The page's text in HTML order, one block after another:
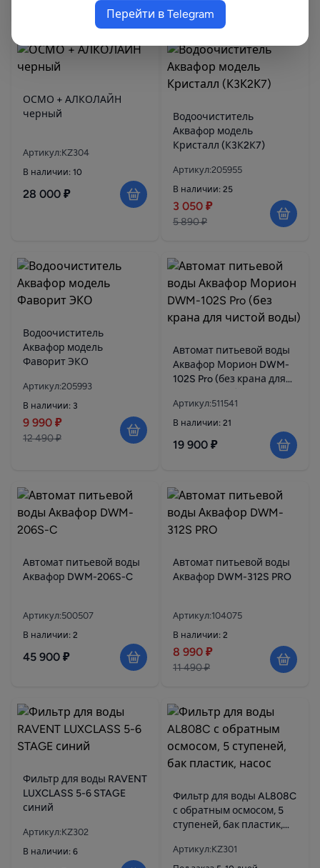
ОСМО + АЛКОЛАЙН
черный
Артикул:KZ304
В наличии: 10
28 000 ₽
Водоочиститель
Аквафор модель
Кристалл (К3К2К7)
Артикул:205955
В наличии: 25
3 050 ₽
5 890 ₽
Водоочиститель
Аквафор модель
Фаворит ЭКО
Артикул:205993
В наличии: 3
9 990 ₽
12 490 ₽
Автомат питьевой воды
Аквафор Морион DWM-
102S Pro (без крана для
Артикул:511541
В наличии: 21
19 900 ₽
Автомат питьевой воды
Аквафор DWM-206S-C
Артикул:500507
В наличии: 2
45 900 ₽
Автомат питьевой воды
Аквафор DWM-312S PRO
Артикул:104075
В наличии: 2
8 990 ₽
11 490 ₽
Фильтр для воды RAVENT
LUXCLASS 5-6 STAGE
синий
Артикул:KZ302
В наличии: 6
Фильтр для воды AL808C
с обратным осмосом, 5
ступеней, бак пластик,
Артикул:KZ301
Перейти в Telegram